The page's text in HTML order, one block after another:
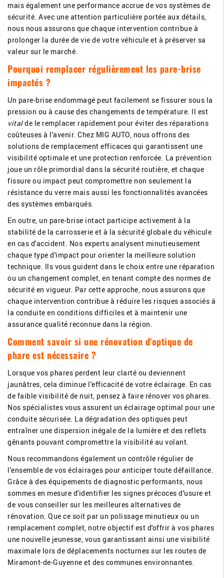
mais également une performance accrue de vos systèmes de
sécurité. Avec une attention particulière portée aux détails,
nous nous assurons que chaque intervention contribue à
prolonger la durée de vie de votre véhicule et à préserver sa
valeur sur le marché.
Pourquoi remplacer régulièrement les pare-brise
impactés ?
Un pare-brise endommagé peut facilement se fissurer sous la
pression ou à cause des changements de température. Il est
vitalde le remplacer rapidement pour éviter des réparations
coûteuses à l'avenir. Chez MIG AUTO, nous offrons des
solutions de remplacement efficaces qui garantissent une
visibilité optimale et une protection renforcée. La prévention
joue un rôle primordial dans la sécurité routière, et chaque
fissure ou impact peut compromettre non seulement la
résistance du verre mais aussi les fonctionnalités avancées
des systèmes embarqués.
En outre, un pare-brise intact participe activement à la
stabilité de la carrosserie et à la sécurité globale du véhicule
en cas d'accident. Nos experts analysent minutieusement
chaque type d'impact pour orienter la meilleure solution
technique. Ils vous guident dans le choix entre une réparation
ou un changement complet, en tenant compte des normes de
sécurité en vigueur. Par cette approche, nous assurons que
chaque intervention contribue à réduire les risques associés à
la conduite en conditions difficiles et à maintenir une
assurance qualité reconnue dans la région.
Comment savoir si une rénovation d'optique de
phare est nécessaire ?
Lorsque vos phares perdent leur clarté ou deviennent
jaunâtres, cela diminue l'efficacité de votre éclairage. En cas
de faible visibilité de nuit, pensez à faire rénover vos phares.
Nos spécialistes vous assurent un éclairage optimal pour une
conduite sécurisée. La dégradation des optiques peut
entraîner une dispersion inégale de la lumière et des reflets
gênants pouvant compromettre la visibilité au volant.
Nous recommandons également un contrôle régulier de
l'ensemble de vos éclairages pour anticiper toute défaillance.
Grâce à des équipements de diagnostic performants, nous
sommes en mesure d'identifier les signes précoces d'usure et
de vous conseiller sur les meilleures alternatives de
rénovation. Que ce soit par un polissage minutieux ou un
remplacement complet, notre objectif est d'offrir à vos phares
une nouvelle jeunesse, vous garantissant ainsi une visibilité
maximale lors de déplacements nocturnes sur les routes de
Miramont-de-Guyenne et des communes environnantes.